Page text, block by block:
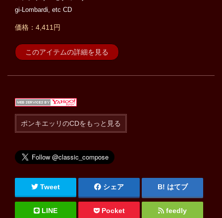
gi-Lombardi, etc CD
価格：4,411円
このアイテムの詳細を見る
ポンキエッリのCDをもっと見る
Tweet シェア はてブ
LINE Pocket feedly